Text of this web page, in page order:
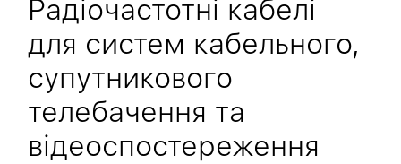
Радіочастотні кабелі
для систем кабельного,
супутникового
телебачення та
відеоспостереження